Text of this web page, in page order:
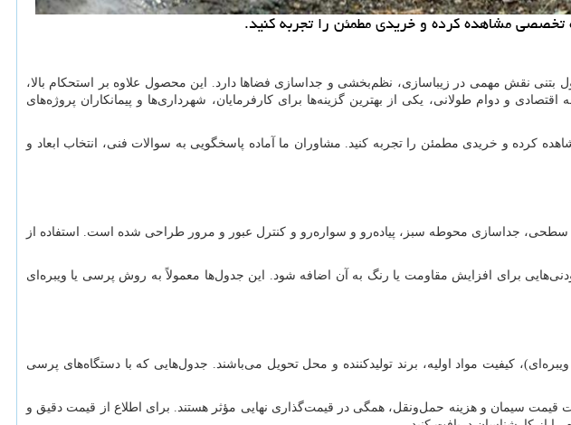
تخصصی مشاهده کرده و خریدی مطمئن را تجربه کنید.
نقش مهمی در زیباسازی، نظم‌بخشی و جداسازی فضاها دارد. این محصول علاوه بر استحکام بالا،
و دوام طولانی، یکی از بهترین گزینه‌ها برای کارفرمایان، شهرداری‌ها و پیمانکاران پروژه‌های
کرده و خریدی مطمئن را تجربه کنید. مشاوران ما آماده پاسخگویی به سوالات فنی، انتخاب ابعاد و
جداسازی محوطه سبز، پیاده‌رو و سواره‌رو و کنترل عبور و مرور طراحی شده است. استفاده از
برای افزایش مقاومت یا رنگ به آن اضافه شود. این جدول‌ها معمولاً به روش پرسی یا ویبره‌ای
کیفیت مواد اولیه، برند تولیدکننده و محل تحویل می‌باشند. جدول‌هایی که با دستگاه‌های پرسی
قیمت سیمان و هزینه حمل‌ونقل، همگی در قیمت‌گذاری نهایی مؤثر هستند. برای اطلاع از قیمت دقیق و